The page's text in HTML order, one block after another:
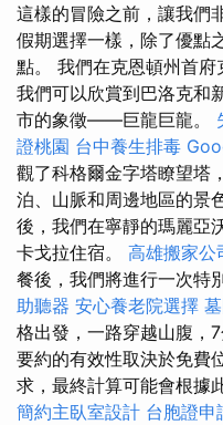
這樣的冒險之前，讓我們
假期選擇一樣，除了優點
點。 我們在克恩頓州首
我們可以欣賞到巴洛克和
市的象徵——巨龍巨龍。
證桃園 台中養生排毒
觀了科格爾金字塔瞭望塔
泊、山脈和周邊地區的景
後，我們在寧靜的瑪麗亞
卡戈拉住宿。 高雄搬家公
餐後，我們將進行一次特
助聽器 安心養老院選擇
格出發，一路穿越山腹，
要約的有效性取決於免費
求，最終計算可能會根據
簡約主臥室設計 台胞證申